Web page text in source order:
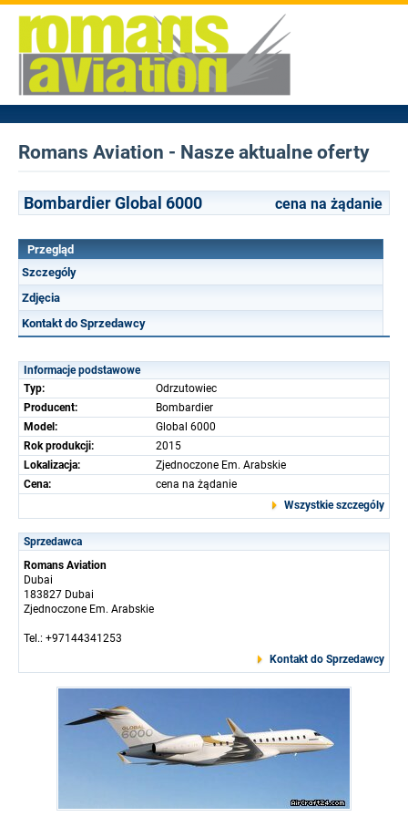
Romans Aviation - Nasze aktualne oferty
Bombardier Global 6000 cena na żądanie
Przegląd
Szczególy
Zdjęcia
Kontakt do Sprzedawcy
Informacje podstawowe
Typ:
Odrzutowiec
Producent:
Bombardier
Model:
Global 6000
Rok produkcji:
2015
Lokalizacja:
Zjednoczone Em. Arabskie
Cena:
cena na żądanie
Wszystkie szczególy
Sprzedawca
Romans Aviation
Dubai
183827 Dubai
Zjednoczone Em. Arabskie
Tel.: +97144341253
Kontakt do Sprzedawcy